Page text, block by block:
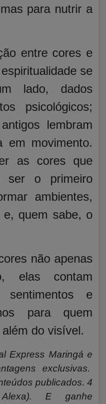
para nutrir a
entre cores e
se
lado, dados
psicológicos;
lembram
em movimento.
as cores que
ser o primeiro
ambientes,
quem sabe, o
não apenas
elas contam
sentimentos e
para quem
do visível.
Express Maringá e
exclusivas.
publicados. 4
E ganhe